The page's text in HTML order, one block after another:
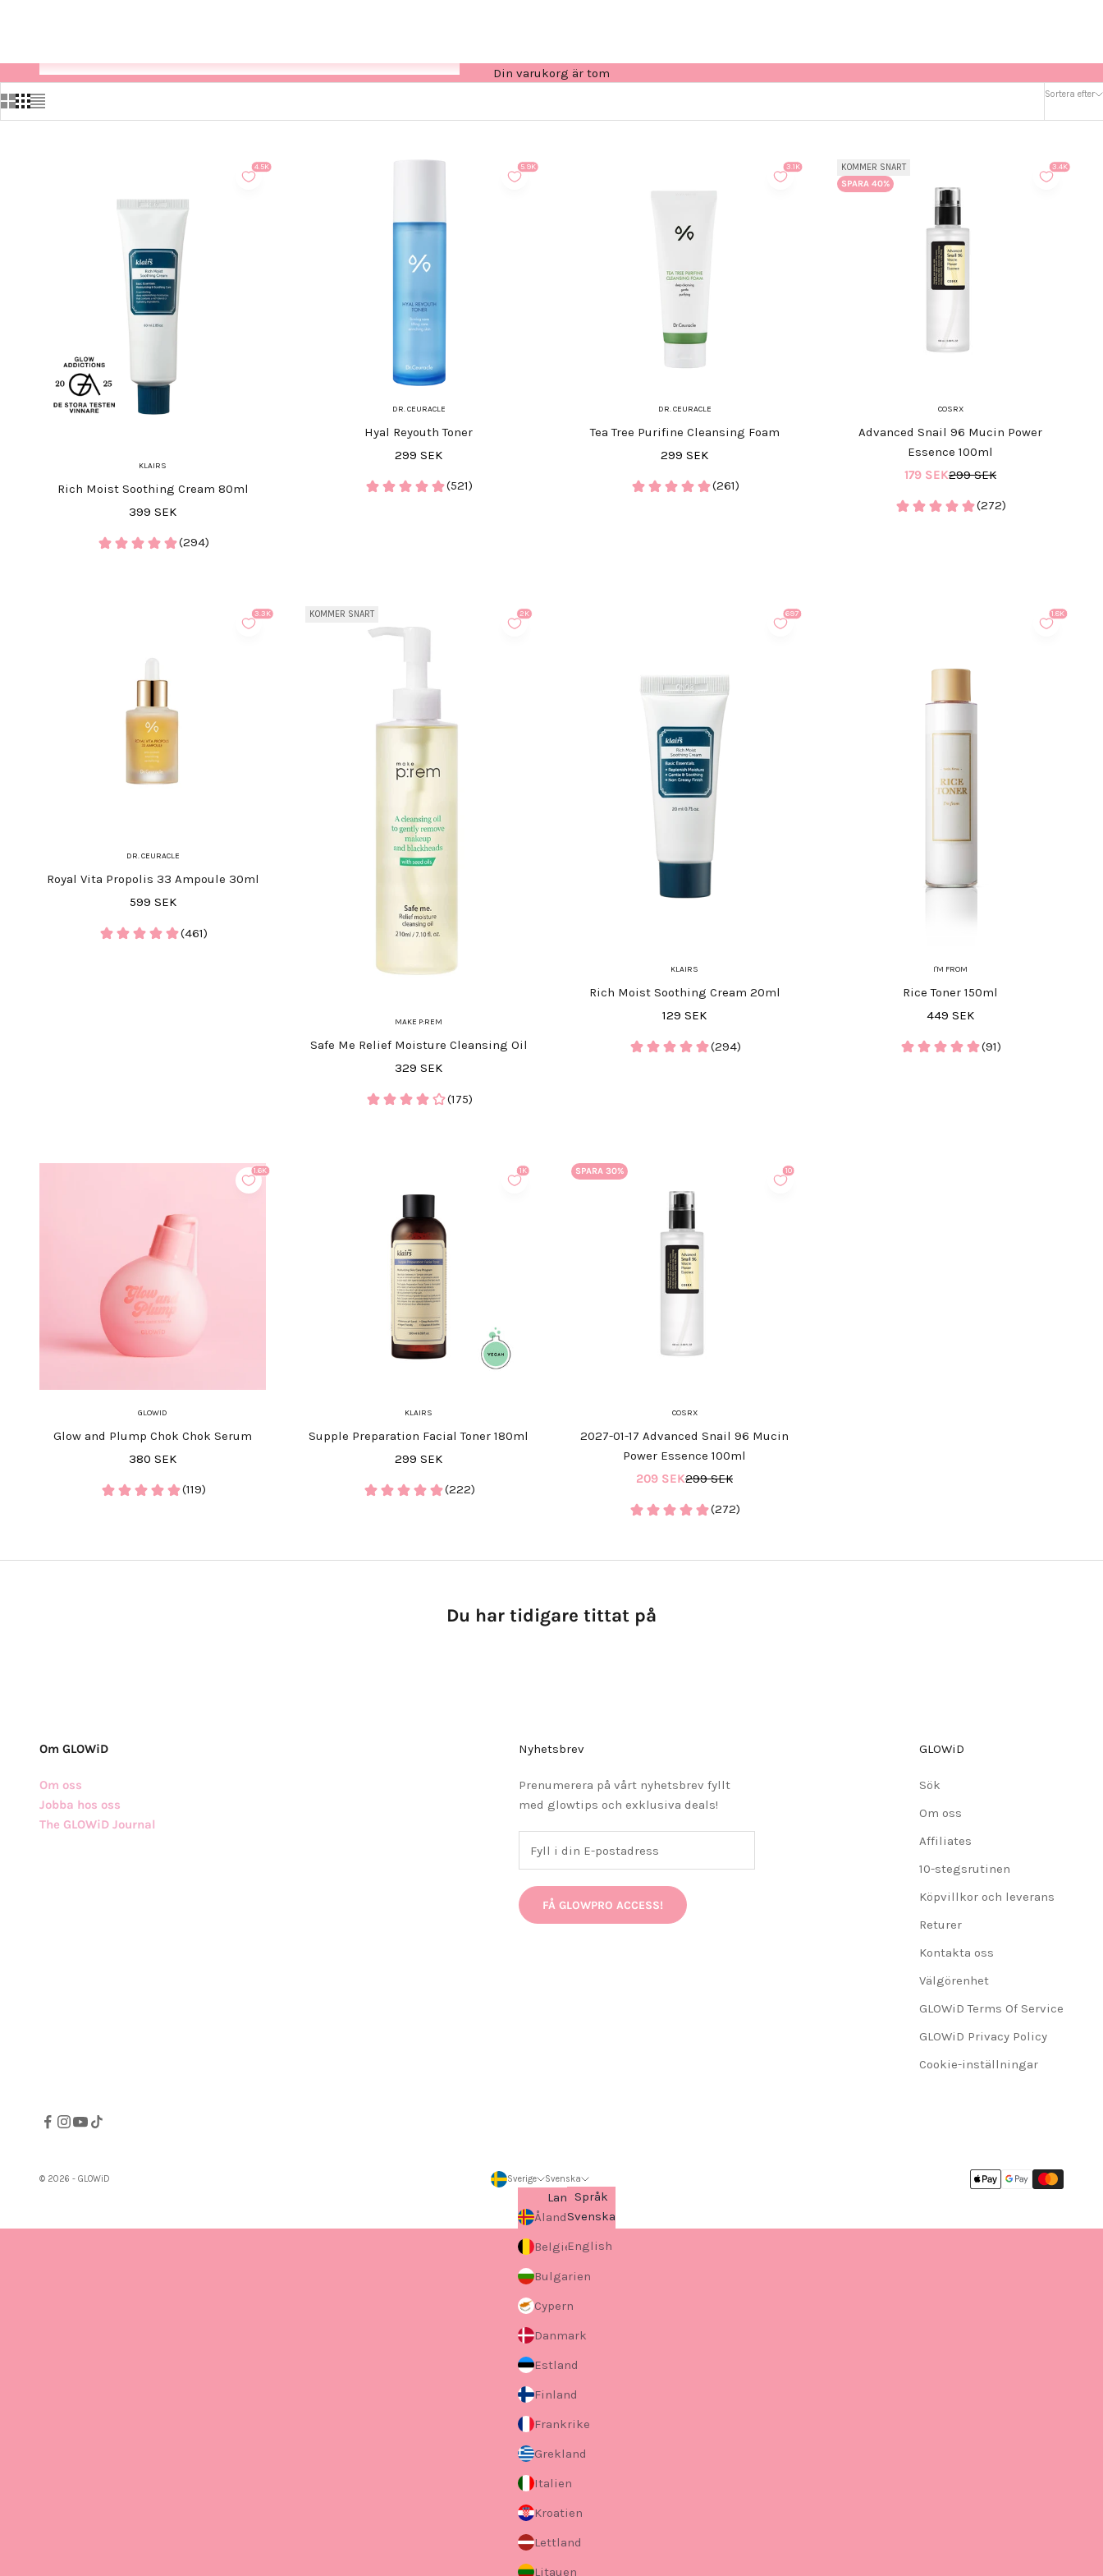
Din varukorg är tom
Sortera efter
4.5K
KLAIRS
Rich Moist Soothing Cream 80ml
REA-pris
399 SEK
(294)
5.9K
DR. CEURACLE
Hyal Reyouth Toner
REA-pris
299 SEK
(521)
3.1K
DR. CEURACLE
Tea Tree Purifine Cleansing Foam
REA-pris
299 SEK
(261)
3.4K
KOMMER SNART
SPARA 40%
COSRX
Advanced Snail 96 Mucin Power
Essence 100ml
REA-pris
179 SEKPris
299 SEK
(272)
3.3K
DR. CEURACLE
Royal Vita Propolis 33 Ampoule 30ml
REA-pris
599 SEK
(461)
2K
KOMMER SNART
MAKE P:REM
Safe Me Relief Moisture Cleansing Oil
REA-pris
329 SEK
(175)
697
KLAIRS
Rich Moist Soothing Cream 20ml
REA-pris
129 SEK
(294)
1.8K
I'M FROM
Rice Toner 150ml
REA-pris
449 SEK
(91)
1.6K
GLOWID
Glow and Plump Chok Chok Serum
REA-pris
380 SEK
(119)
1K
KLAIRS
Supple Preparation Facial Toner 180ml
REA-pris
299 SEK
(222)
10
SPARA 30%
COSRX
2027-01-17 Advanced Snail 96 Mucin
Power Essence 100ml
REA-pris
209 SEKPris
299 SEK
(272)
Du har tidigare tittat på
Om GLOWiD
Om oss
Jobba hos oss
The GLOWiD Journal
Nyhetsbrev
Prenumerera på vårt nyhetsbrev fyllt
med glowtips och exklusiva deals!
FÅ GLOWPRO ACCESS!
GLOWiD
Sök
Om oss
Affiliates
10-stegsrutinen
Köpvillkor och leverans
Returer
Kontakta oss
Välgörenhet
GLOWiD Terms Of Service
GLOWiD Privacy Policy
Cookie-inställningar
© 2026 - GLOWiD Sverige
Land
Åland
Belgien
Bulgarien
Cypern
Danmark
Estland
Finland
Frankrike
Grekland
Italien
Kroatien
Lettland
Litauen
Svenska
Språk
Svenska
English